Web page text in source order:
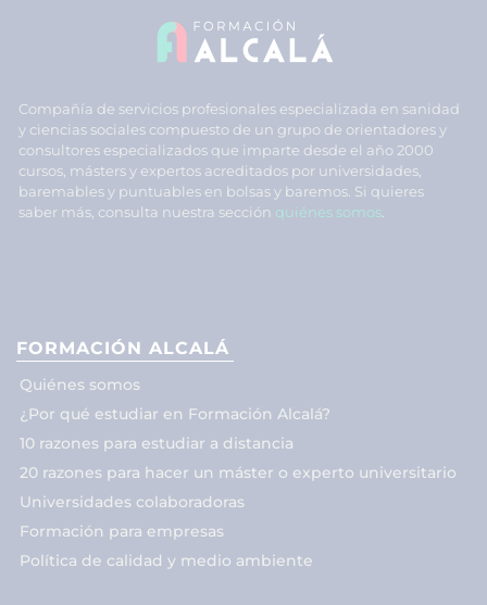
Compañía de servicios profesionales especializada en sanidad
y ciencias sociales compuesto de un grupo de orientadores y
consultores especializados que imparte desde el año 2000
cursos, másters y expertos acreditados por universidades,
baremables y puntuables en bolsas y baremos. Si quieres
saber más, consulta nuestra sección quiénes somos
FORMACIÓN ALCALÁ
Quiénes somos
¿Por qué estudiar en Formación Alcalá?
10 razones para estudiar a distancia
20 razones para hacer un máster o experto universitario
Universidades colaboradoras
Formación para empresas
Política de calidad y medio ambiente